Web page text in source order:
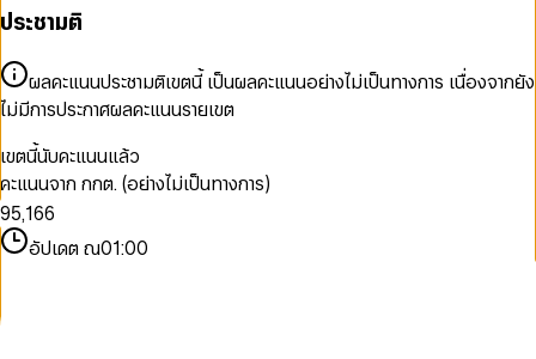
ประชามติ
ผลคะแนนประชามติเขตนี้ เป็นผลคะแนนอย่างไม่เป็นทางการ เนื่องจากยัง
ไม่มีการประกาศผลคะแนนรายเขต
เขตนี้นับคะแนนแล้ว
คะแนนจาก กกต. (อย่างไม่เป็นทางการ)
0
1
2
3
4
5
6
7
8
9
0
1
2
3
4
5
6
7
,
0
1
2
3
0
1
2
3
4
5
6
7
8
0
1
2
3
4
5
6
7
8
อัปเดต ณ01:00